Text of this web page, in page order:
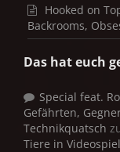
Hooked on
Backrooms,
Das hat euch
Special feat.
Gefährten,
Technikquatsch
Tiere in